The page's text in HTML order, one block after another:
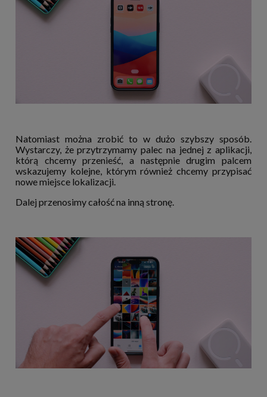
Natomiast można zrobić to w dużo szybszy sposób.
Wystarczy, że przytrzymamy palec na jednej z aplikacji,
którą chcemy przenieść, a następnie drugim palcem
wskazujemy kolejne, którym również chcemy przypisać
nowe miejsce lokalizacji.
Dalej przenosimy całość na inną stronę.